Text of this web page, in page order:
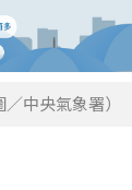
中央氣象署）